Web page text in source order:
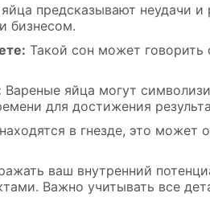
предсказывают неудачи
бизнесом.
Такой сон может
Вареные яйца могут
для достижения
в гнезде, это может
ваш внутренний
Важно учитывать все